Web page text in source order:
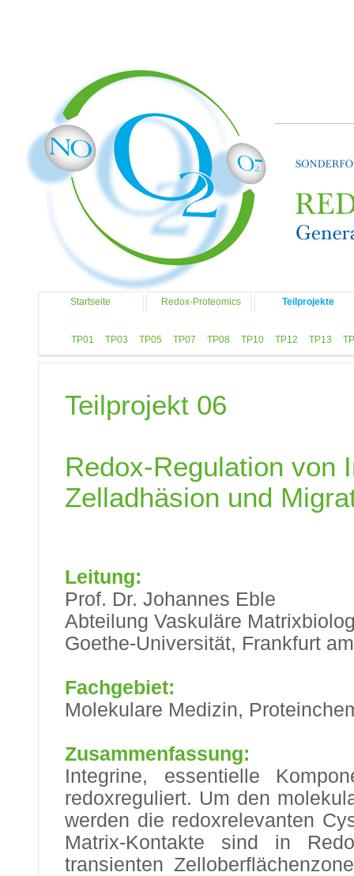
Startseite Redox-Proteomics Teilprojekte
TP01 TP03 TP05 TP07 TP08 TP10 TP12 TP13
Teilprojekt 06
Redox-Regulation von
Zelladhäsion und
Leitung:
Prof. Dr. Johannes Eble
Abteilung Vaskuläre
Goethe-Universität, Frankfurt
Fachgebiet:
Molekulare Medizin,
Zusammenfassung:
Integrine, essentielle
redoxreguliert. Um den
werden die redoxrelevanten
Matrix-Kontakte sind in
transienten